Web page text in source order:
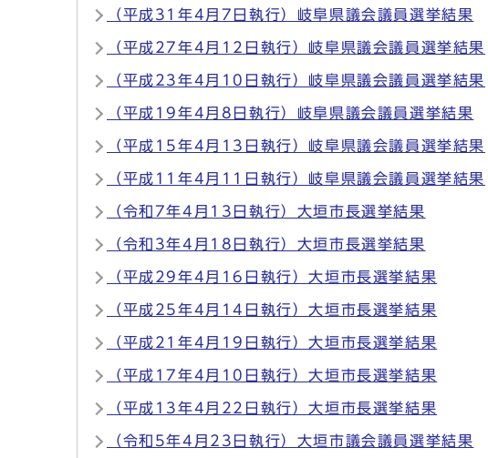
（平成31年4月7日執行）岐阜県議会議員選挙結果
（平成27年4月12日執行）岐阜県議会議員選挙結果
（平成23年4月10日執行）岐阜県議会議員選挙結果
（平成19年4月8日執行）岐阜県議会議員選挙結果
（平成15年4月13日執行）岐阜県議会議員選挙結果
（平成11年4月11日執行）岐阜県議会議員選挙結果
（令和7年4月13日執行）大垣市長選挙結果
（令和3年4月18日執行）大垣市長選挙結果
（平成29年4月16日執行）大垣市長選挙結果
（平成25年4月14日執行）大垣市長選挙結果
（平成21年4月19日執行）大垣市長選挙結果
（平成17年4月10日執行）大垣市長選挙結果
（平成13年4月22日執行）大垣市長選挙結果
（令和5年4月23日執行）大垣市議会議員選挙結果